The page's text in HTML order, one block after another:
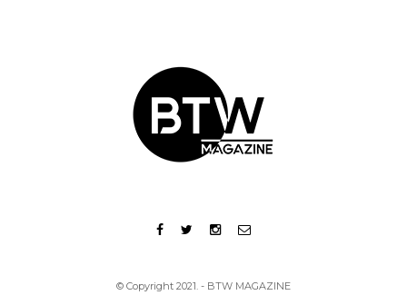
© Copyright 2021. - BTW MAGAZINE